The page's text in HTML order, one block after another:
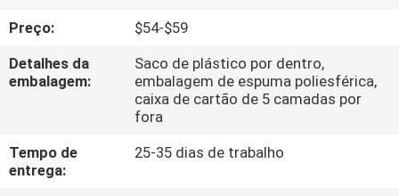
QUALIDADE
CONTACTE-
NOTÍCIA
Preço:
$54-$59
Detalhes da
embalagem:
Saco de plástico por dentro,
embalagem de espuma poliesférica,
caixa de cartão de 5 camadas por
fora
Tempo de
entrega:
25-35 dias de trabalho